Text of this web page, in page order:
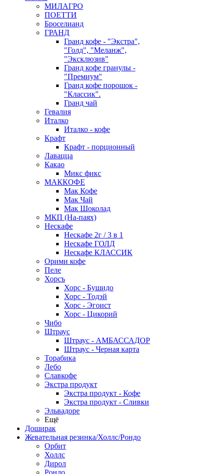
МИЛАГРО
ПОЕТТИ
Броселианд
ГРАНД
Гранд кофе - "Экстра",
"Голд", "Меланж",
"Эксклюзив"
Гранд кофе гранулы -
"Премиум"
Гранд кофе порошок -
"Классик".
Гранд чай
Гевалия
Италко
Италко - кофе
Крафт
Крафт - порционный
Лавацца
Какао
Микс фикс
МАККОФЕ
Мак Кофе
Мак Чай
Мак Шоколад
МКП (На-паях)
Нескафе
Нескафе 2г / 3 в 1
Нескафе ГОЛД
Нескафе КЛАССИК
Орими кофе
Пеле
Хорсъ
Хорс - Бушидо
Хорс - Тодэй
Хорс - Эгоист
Хорс - Цикорий
Чибо
Штраус
Штраус - АМБАССАДОР
Штраус - Черная карта
Торабика
Лебо
Славкофе
Экстра продукт
Экстра продукт - Кофе
Экстра продукт - Сливки
Эльвадоре
Ещё
Доширак
Жевательная резинка/Холлс/Рондо
Орбит
Холлс
Дирол
Рондо